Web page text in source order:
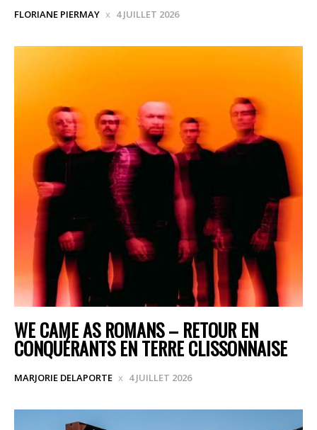
FLORIANE PIERMAY 4 JUILLET 2026
WE CAME AS ROMANS – RETOUR EN
CONQUÉRANTS EN TERRE CLISSONNAISE
MARJORIE DELAPORTE 4 JUILLET 2026